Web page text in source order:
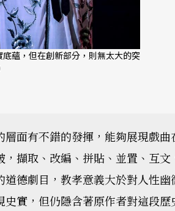
蘊，但在創新部分，則無太大的突
面有不錯的發揮，能夠展現戲曲
擷取、改編、拼貼、並置、互文
道德劇目，教孝意義大於對人性幽
實，但仍隱含著原作者對這段歷